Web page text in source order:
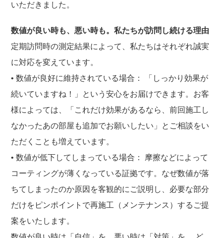
いただきました。
数値が良い時も、悪い時も。私たちが訪問し続ける理由
定期訪問時の測定結果によって、私たちはそれぞれ誠実
に対応を変えています。
• 数値が良好に維持されている場合： 「しっかり効果が
続いていますね！」という安心をお届けできます。お客
様によっては、「これだけ効果があるなら、前回施工し
なかったあの部屋も追加でお願いしたい」とご相談をい
ただくことも増えています。
• 数値が低下してしまっている場合： 摩擦などによって
コーティングが薄くなっている証拠です。なぜ数値が落
ちてしまったのか原因を客観的にご説明し、必要な部分
だけをピンポイントで再施工（メンテナンス）するご提
案をいたします。